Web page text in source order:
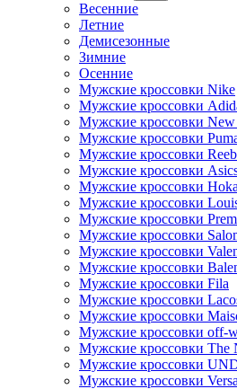
Весенние
Летние
Демисезонные
Зимние
Осенние
Мужские кроссовки Nike
Мужские кроссовки
Мужские кроссовки New
Мужские кроссовки
Мужские кроссовки
Мужские кроссовки
Мужские кроссовки Hoka
Мужские кроссовки
Мужские кроссовки
Мужские кроссовки
Мужские кроссовки
Мужские кроссовки
Мужские кроссовки Fila
Мужские кроссовки
Мужские кроссовки
Мужские кроссовки off-
Мужские кроссовки The
Мужские кроссовки
Мужские кроссовки